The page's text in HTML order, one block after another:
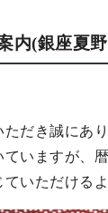
内(銀座夏
だき誠にあ
いますが、
いただける